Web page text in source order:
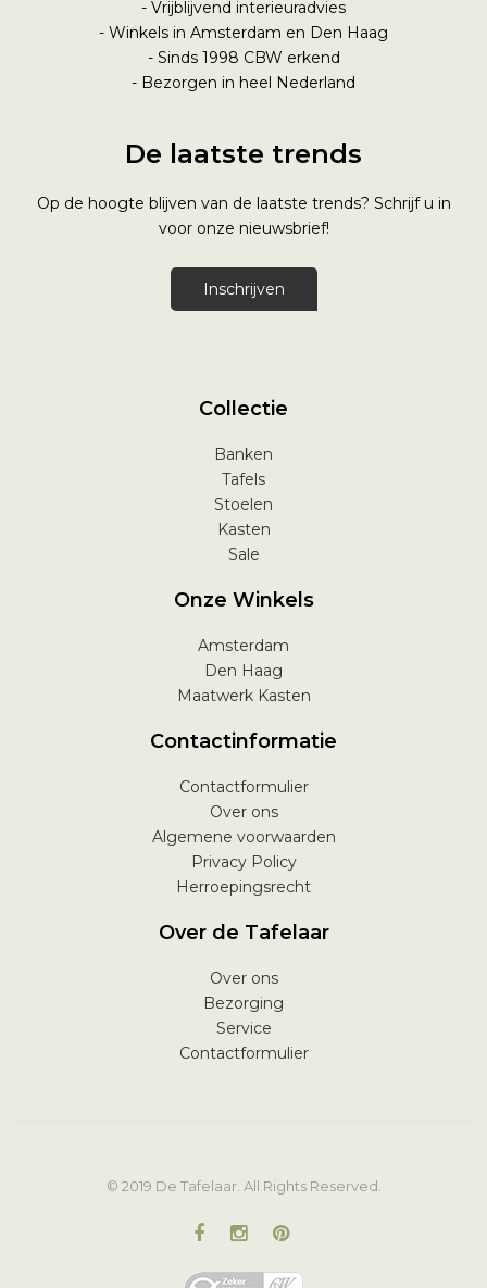
- Vrijblijvend interieuradvies
- Winkels in Amsterdam en Den Haag
- Sinds 1998 CBW erkend
- Bezorgen in heel Nederland
De laatste trends
Op de hoogte blijven van de laatste trends? Schrijf u in
voor onze nieuwsbrief!
Inschrijven
Collectie
Banken
Tafels
Stoelen
Kasten
Sale
Onze Winkels
Amsterdam
Den Haag
Maatwerk Kasten
Contactinformatie
Contactformulier
Over ons
Algemene voorwaarden
Privacy Policy
Herroepingsrecht
Over de Tafelaar
Over ons
Bezorging
Service
Contactformulier
© 2019 De Tafelaar. All Rights Reserved.